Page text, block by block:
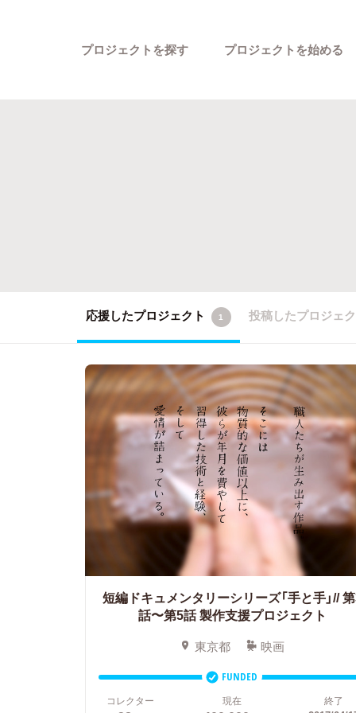
プロジェクトを探す プロジェクトを始める
応援したプロジェクト 1 投稿したプロジェ
短編ドキュメンタリーシリーズ「手と手」//
話〜第5話 製作支援プロジェクト
東京都 映画
FUNDED
コレクター
現在 終了